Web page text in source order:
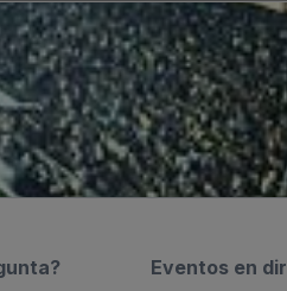
Eventos en